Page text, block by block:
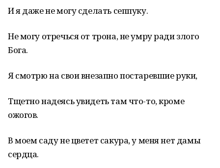
И я даже не могу сделать сеппуку.
Не могу отречься от трона, не умру ради злого
Бога.
Я смотрю на свои внезапно постаревшие руки,
Тщетно надеясь увидеть там что-то, кроме
ожогов.
В моем саду не цветет сакура, у меня нет дамы
сердца.